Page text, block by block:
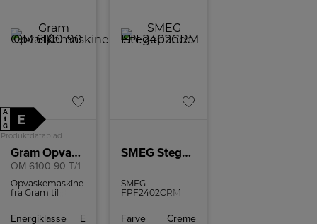
A
↑
G
E
Produktdatablad
Gram Opvaskemaskine
OM 6100-90 T/1
Opvaskemaskine
fra Gram til
kuverter.
Energiklasse E
SMEG Stegepande FPF2402CRM
SMEG
FPF2402CRM er
creme med
Farve Creme